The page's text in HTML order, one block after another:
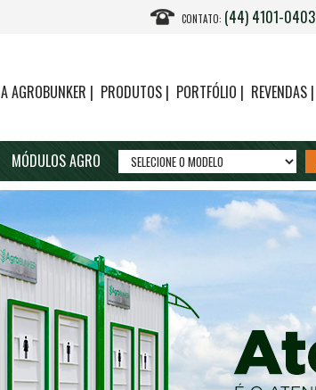
CONTATO: (44) 4101-0403
A AGROBUNKER | PRODUTOS | PORTFÓLIO | REVENDAS |
MÓDULOS AGRO